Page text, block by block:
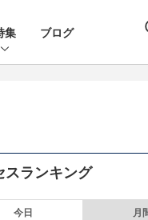
集 ブログ
スランキング
今日 月